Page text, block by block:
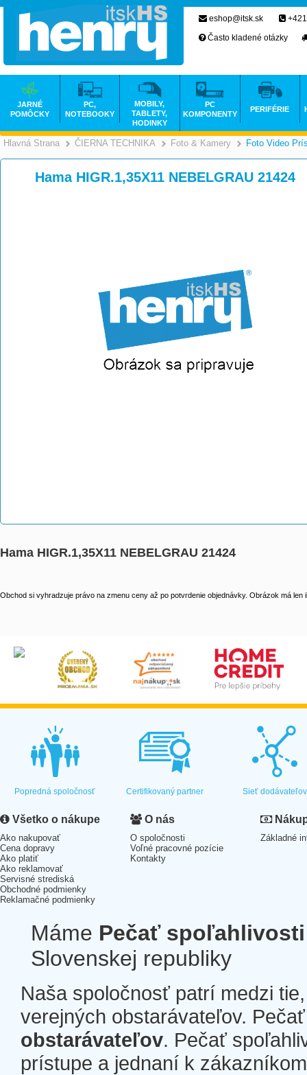
Hlavná Strana >
ČIERNA TECHNIKA >
Foto & Kamery Foto Video
Hama HIGR.1,35X11 NEBELGRAU 21424
Hama HIGR.1,35X11 NEBELGRAU 21424
Obchod si vyhradzuje právo na zmenu ceny až po potvrdenie objednávky. Obrázok má len
eshop@itsk.sk
Často kladené otázky
JARNÉ
POMÔCKY
PC,
NOTEBOOKY
MOBILY,
TABLETY,
HODINKY
PC
KOMPONENTY
PERIFÉRIE
Popredná spoločnosť Certifikovaný partner Sieť dodávateľov
Všetko o nákupe
Ako nakupovať
Cena dopravy
Ako platiť
Ako reklamovať
Servisné strediská
Obchodné podmienky
Reklamačné podmienky
O nás
O spoločnosti
Voľné pracovné pozície
Kontakty
Základné
Máme Pečať spoľahlivosti
Slovenskej republiky
Naša spoločnosť patrí medzi
verejných obstarávateľov.
obstarávateľov. Pečať
prístupe a jednaní k